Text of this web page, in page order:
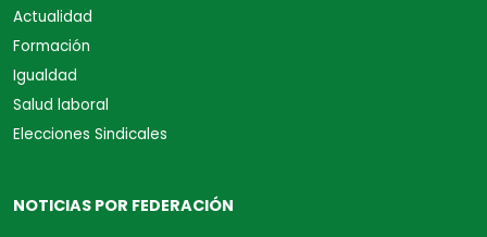
Actualidad
Formación
Igualdad
Salud laboral
Elecciones Sindicales
NOTICIAS POR FEDERACIÓN